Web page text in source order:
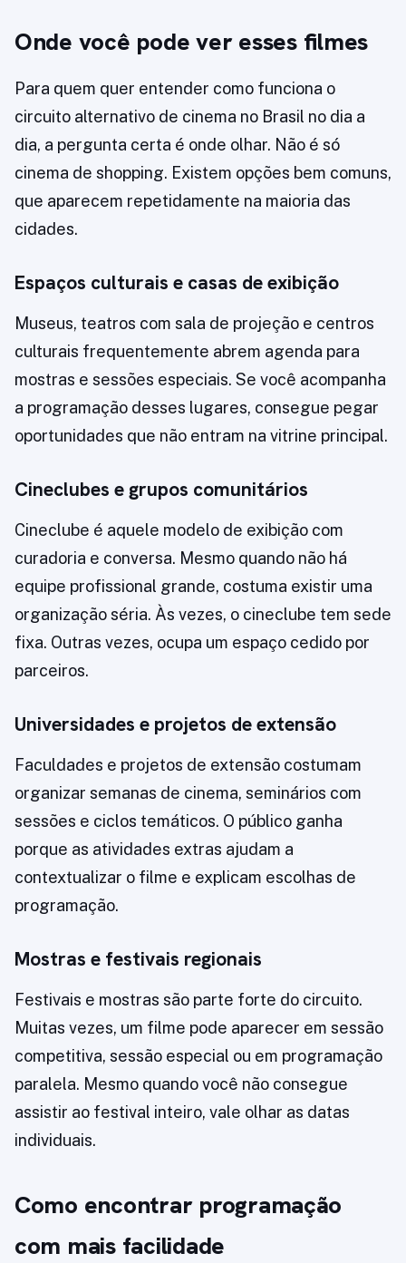
Onde você pode ver esses filmes
Para quem quer entender como funciona o
circuito alternativo de cinema no Brasil no dia a
dia, a pergunta certa é onde olhar. Não é só
cinema de shopping. Existem opções bem comuns,
que aparecem repetidamente na maioria das
cidades.
Espaços culturais e casas de exibição
Museus, teatros com sala de projeção e centros
culturais frequentemente abrem agenda para
mostras e sessões especiais. Se você acompanha
a programação desses lugares, consegue pegar
oportunidades que não entram na vitrine principal.
Cineclubes e grupos comunitários
Cineclube é aquele modelo de exibição com
curadoria e conversa. Mesmo quando não há
equipe profissional grande, costuma existir uma
organização séria. Às vezes, o cineclube tem sede
fixa. Outras vezes, ocupa um espaço cedido por
parceiros.
Universidades e projetos de extensão
Faculdades e projetos de extensão costumam
organizar semanas de cinema, seminários com
sessões e ciclos temáticos. O público ganha
porque as atividades extras ajudam a
contextualizar o filme e explicam escolhas de
programação.
Mostras e festivais regionais
Festivais e mostras são parte forte do circuito.
Muitas vezes, um filme pode aparecer em sessão
competitiva, sessão especial ou em programação
paralela. Mesmo quando você não consegue
assistir ao festival inteiro, vale olhar as datas
individuais.
Como encontrar programação
com mais facilidade